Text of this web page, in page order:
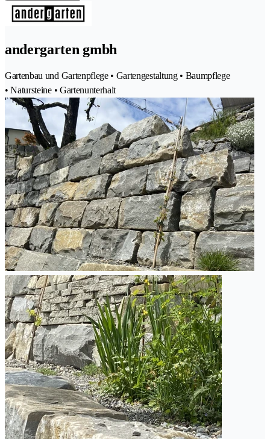
andergarten gmbh
Gartenbau und Gartenpflege • Gartengestaltung • Baumpflege
• Natursteine • Gartenunterhalt